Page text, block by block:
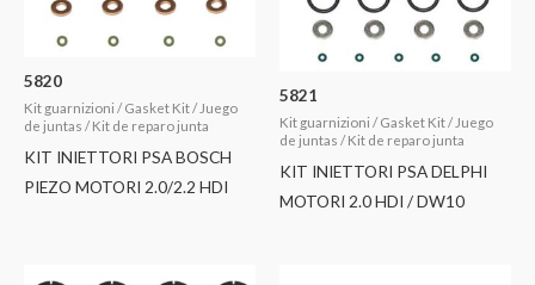
5820
Kit guarnizioni / Gasket Kit / Juego
de juntas / Kit de reparo junta
KIT INIETTORI PSA BOSCH
PIEZO MOTORI 2.0/2.2 HDI
5821
Kit guarnizioni / Gasket Kit / Juego
de juntas / Kit de reparo junta
KIT INIETTORI PSA DELPHI
MOTORI 2.0 HDI / DW10